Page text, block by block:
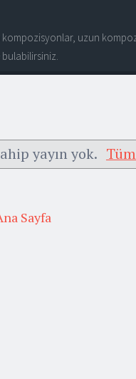
kompozisyonlar, uzun
yayın yok.
Sayfa